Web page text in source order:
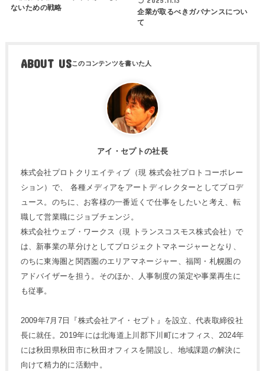
ないための戦略
企業が取るべきガバナンスについ
て
ABOUT US
アイ・セプトの社長
株式会社プロトクリエイティブ（現 株式会社プロトコーポレー
ション）で、 各種メディアをアートディレクターとしてプロデ
ュース。のちに、お客様の一番近くで仕事をしたいと考え、転
職して営業職にジョブチェンジ。
株式会社ウェブ・ワークス（現 トランスコスモス株式会社）で
は、新事業の草分けとしてプロジェクトマネージャーとなり、
のちに東海圏と関西圏のエリアマネージャー、福岡・札幌圏の
アドバイザーを担う。そのほか、人事制度の策定や事業再生に
も従事。
2009年7月7日『株式会社アイ・セプト』を設立、代表取締役社
長に就任。2019年には北海道上川郡下川町にオフィス、2024年
には秋田県秋田市に秋田オフィスを開設し、地域課題の解決に
向けて精力的に活動中。